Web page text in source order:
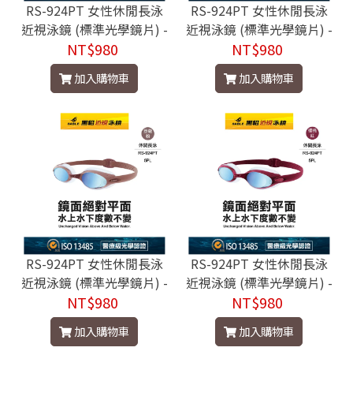
RS-924PT 女性休閒長泳
近視泳鏡 (標準光學鏡片) -
RS-924MPT C3夢幻藍
NT$980
加入購物車
RS-924PT 女性休閒長泳
近視泳鏡 (標準光學鏡片) -
RS-924MPT CC魅力可可
NT$980
加入購物車
RS-924PT 女性休閒長泳
近視泳鏡 (標準光學鏡片) -
RS-924MPT CAB豆蔻粉
NT$980
加入購物車
RS-924PT 女性休閒長泳
近視泳鏡 (標準光學鏡片) -
RS-924MPT C6櫻桃紅
NT$980
加入購物車